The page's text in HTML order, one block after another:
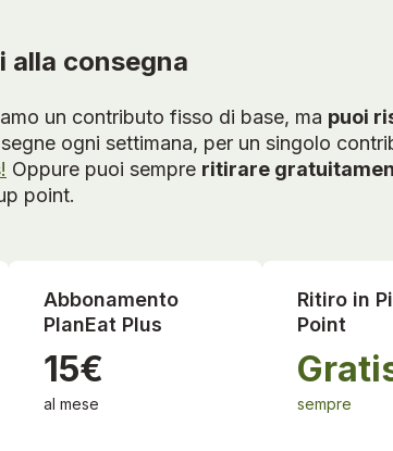
alla consegna
un contributo fisso di base, ma puoi
ogni settimana, per un singolo
Oppure puoi sempre ritirare
point.
Abbonamento
PlanEat Plus
15€
al mese
Ritiro in
Point
sempre